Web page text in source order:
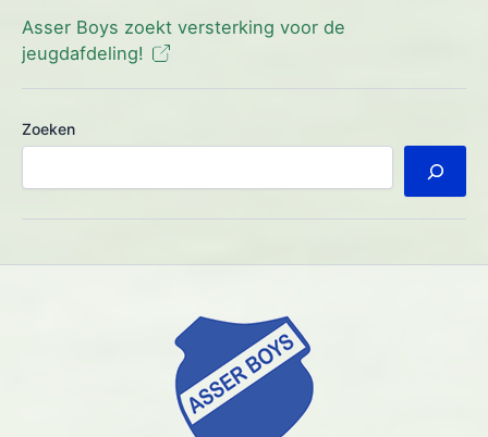
Asser Boys zoekt versterking voor de
jeugdafdeling!
Zoeken